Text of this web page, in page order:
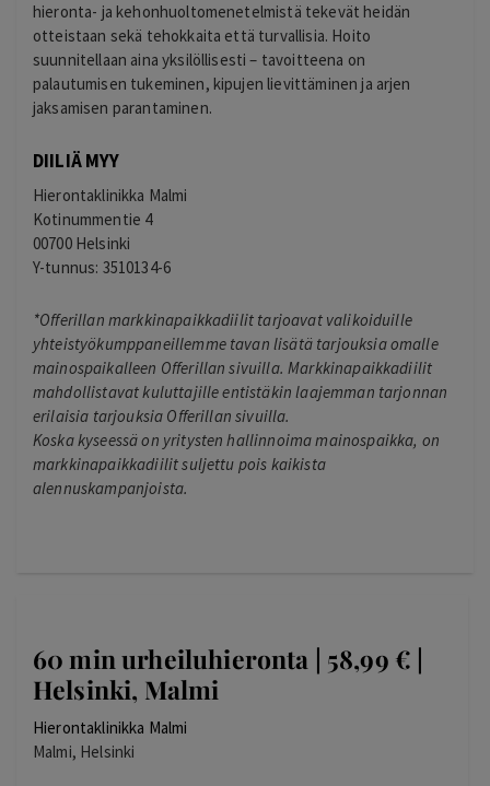
hieronta- ja kehonhuoltomenetelmistä tekevät heidän
otteistaan sekä tehokkaita että turvallisia. Hoito
suunnitellaan aina yksilöllisesti – tavoitteena on
palautumisen tukeminen, kipujen lievittäminen ja arjen
jaksamisen parantaminen.
DIILIÄ MYY
Hierontaklinikka Malmi
Kotinummentie 4
00700 Helsinki
Y-tunnus: 3510134-6
*Offerillan markkinapaikkadiilit tarjoavat valikoiduille
yhteistyökumppaneillemme tavan lisätä tarjouksia omalle
mainospaikalleen Offerillan sivuilla. Markkinapaikkadiilit
mahdollistavat kuluttajille entistäkin laajemman tarjonnan
erilaisia tarjouksia Offerillan sivuilla.
Koska kyseessä on yritysten hallinnoima mainospaikka, on
markkinapaikkadiilit suljettu pois kaikista
alennuskampanjoista.
60 min urheiluhieronta | 58,99 € |
Helsinki, Malmi
Hierontaklinikka Malmi
Malmi, Helsinki